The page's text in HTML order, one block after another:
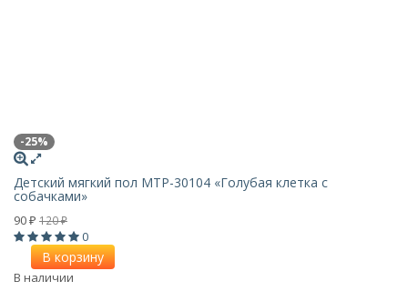
-25%
Детский мягкий пол MTP-30104 «Голубая клетка с
собачками»
90 ₽ 120₽
0
В корзину
В наличии